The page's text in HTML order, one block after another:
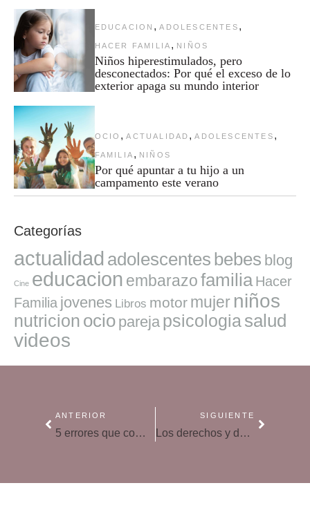
EDUCACION , ADOLESCENTES ,
HACER FAMILIA , NIÑOS
Niños hiperestimulados, pero
desconectados: Por qué el exceso de lo
exterior apaga su mundo interior
OCIO , ACTUALIDAD , ADOLESCENTES ,
FAMILIA , NIÑOS
Por qué apuntar a tu hijo a un
campamento este verano
Categorías
actualidad adolescentes bebes blog
Cine educacion embarazofamilia Hacer
Familia jovenes Libros motor mujer niños
nutricion ocio pareja psicologiasalud
videos
ANTERIOR
5 errores que cometemos todos en las redes sociales
SIGUIENTE
Los derechos y deberes de los adolescentes en la familia